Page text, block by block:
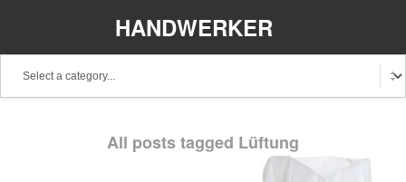
HANDWERKER
All posts tagged Lüftung